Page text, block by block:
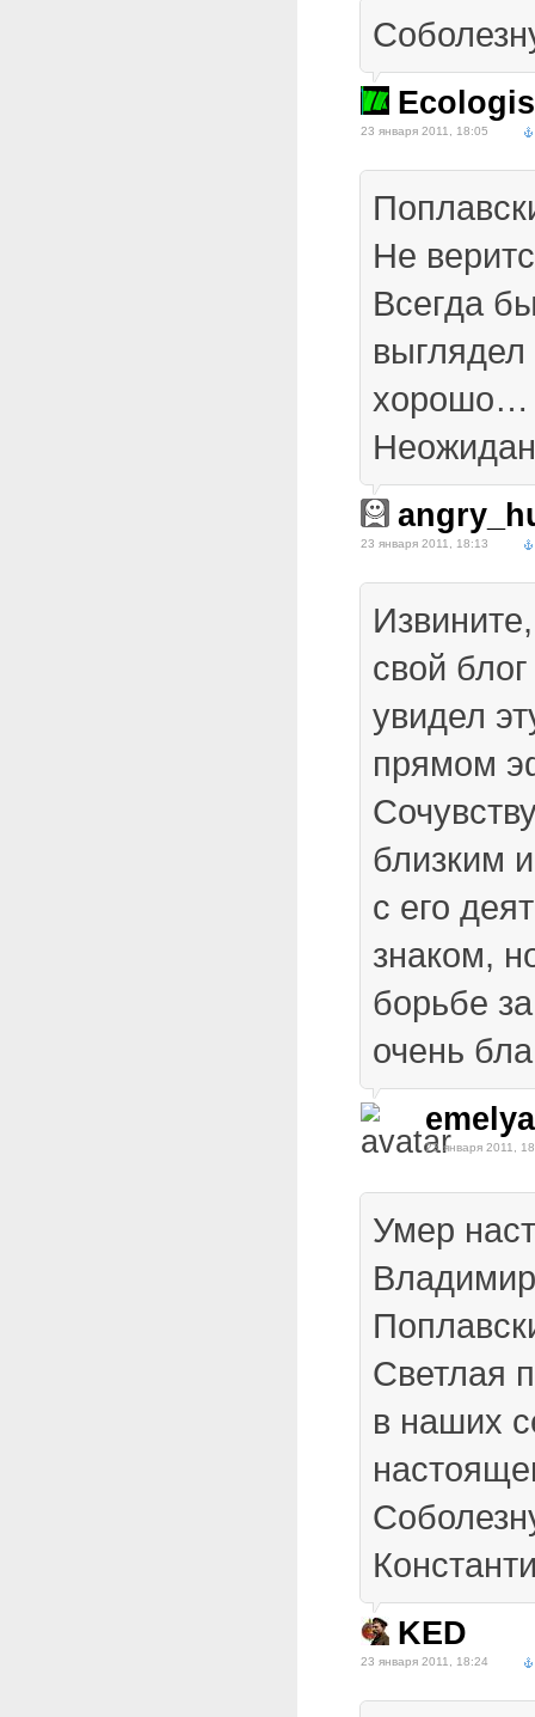
23 января 2011, 18:05
Не
Всегда
хорошо…
23 января 2011, 18:13
свой
увидел
прямом
близким
с его
знаком,
борьбе
очень
emelya
23 января 2011,
Умер
Светлая
в наших
KED
23 января 2011, 18:24